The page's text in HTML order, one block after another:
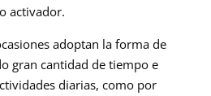
activador.
adoptan la forma de
gran cantidad de tiempo e
diarias, como por